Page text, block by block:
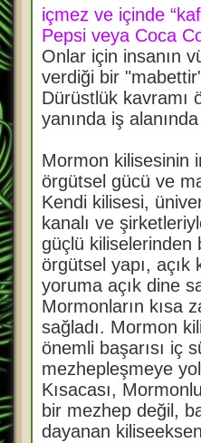
içmez ve içinde
Pepsi veya Coca
Onlar için insanın
verdiği bir
Dürüstlük kavramı
yanında iş
Mormon kilisesinin
örgütsel gücü ve
Kendi kilisesi,
kanalı ve
güçlü kiliselerinden
örgütsel yapı, açık
yoruma açık dine
Mormonların kısa
sağladı. Mormon
önemli başarısı iç
mezhepleşmeye
Kısacası,
bir mezhep değil,
dayanan